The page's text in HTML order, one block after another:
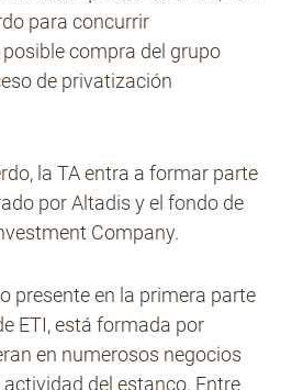
para concurrir
compra del grupo
de privatización
la TA entra a formar parte
por Altadis y el fondo de
Company.
presente en la primera parte
ETI, está formada por
en numerosos negocios
del estanco. Entre